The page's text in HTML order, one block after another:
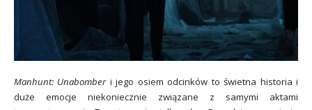
Manhunt: Unabomber i jego osiem odcinków to świetna historia i
duże emocje niekoniecznie związane z samymi aktami